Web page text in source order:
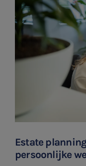
Estate
persoonlijke